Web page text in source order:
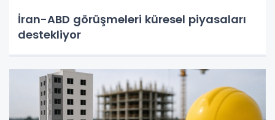
İran-ABD görüşmeleri küresel piyasaları
destekliyor